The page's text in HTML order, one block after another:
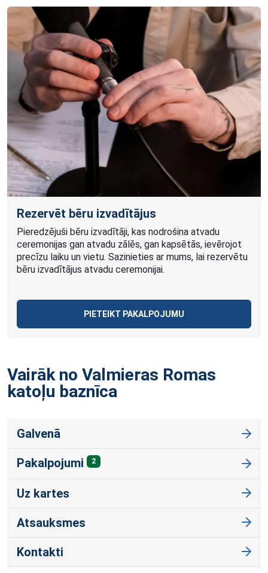
Rezervēt bēru izvadītājus
Pieredzējuši bēru izvadītāji, kas nodrošina atvadu
ceremonijas gan atvadu zālēs, gan kapsētās, ievērojot
precīzu laiku un vietu. Sazinieties ar mums, lai rezervētu
bēru izvadītājus atvadu ceremonijai.
PIETEIKT PAKALPOJUMU
Vairāk no Valmieras Romas
katoļu baznīca
Galvenā
Pakalpojumi 2
Uz kartes
Atsauksmes
Kontakti